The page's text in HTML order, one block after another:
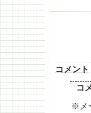
コメント
コ
※メ